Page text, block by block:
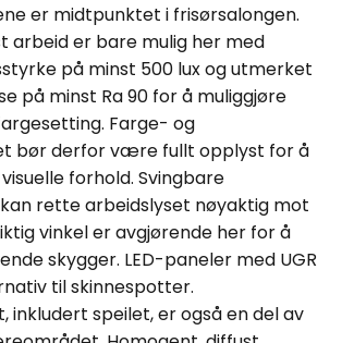
er midtpunktet i frisørsalongen.
arbeid er bare mulig her med
på minst 500 lux og utmerket
på minst Ra 90 for å muliggjøre
Farge- og
bør derfor være fullt opplyst for å
forhold. Svingbare
rette arbeidslyset nøyaktig mot
vinkel er avgjørende her for å
skygger. LED-paneler med UGR
til skinnespotter.
inkludert speilet, er også en del av